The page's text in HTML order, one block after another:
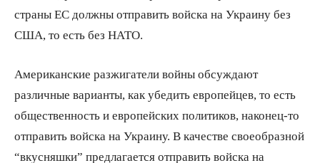
страны ЕС должны отправить войска на Украину без
США, то есть без НАТО.
Американские разжигатели войны обсуждают
различные варианты, как убедить европейцев, то есть
общественность и европейских политиков, наконец-то
отправить войска на Украину. В качестве своеобразной
“вкусняшки” предлагается отправить войска на